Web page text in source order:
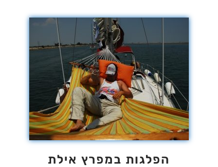
הפלגות במפרץ אילת